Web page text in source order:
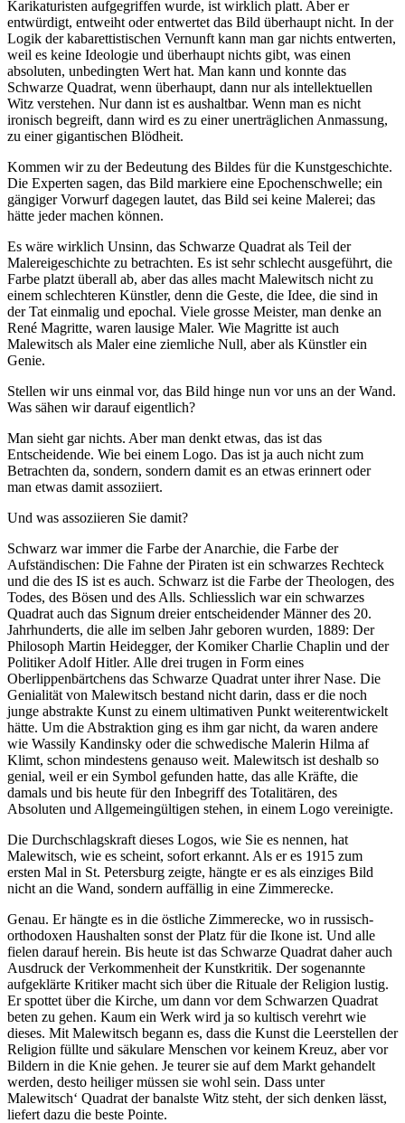
Karikaturisten aufgegriffen wurde, ist wirklich platt. Aber er
entwürdigt, entweiht oder entwertet das Bild überhaupt nicht. In der
Logik der kabarettistischen Vernunft kann man gar nichts entwerten,
weil es keine Ideologie und überhaupt nichts gibt, was einen
absoluten, unbedingten Wert hat. Man kann und konnte das
Schwarze Quadrat, wenn überhaupt, dann nur als intellektuellen
Witz verstehen. Nur dann ist es aushaltbar. Wenn man es nicht
ironisch begreift, dann wird es zu einer unerträglichen Anmassung,
zu einer gigantischen Blödheit.
Kommen wir zu der Bedeutung des Bildes für die Kunstgeschichte.
Die Experten sagen, das Bild markiere eine Epochenschwelle; ein
gängiger Vorwurf dagegen lautet, das Bild sei keine Malerei; das
hätte jeder machen können.
Es wäre wirklich Unsinn, das Schwarze Quadrat als Teil der
Malereigeschichte zu betrachten. Es ist sehr schlecht ausgeführt, die
Farbe platzt überall ab, aber das alles macht Malewitsch nicht zu
einem schlechteren Künstler, denn die Geste, die Idee, die sind in
der Tat einmalig und epochal. Viele grosse Meister, man denke an
René Magritte, waren lausige Maler. Wie Magritte ist auch
Malewitsch als Maler eine ziemliche Null, aber als Künstler ein
Genie.
Stellen wir uns einmal vor, das Bild hinge nun vor uns an der Wand.
Was sähen wir darauf eigentlich?
Man sieht gar nichts. Aber man denkt etwas, das ist das
Entscheidende. Wie bei einem Logo. Das ist ja auch nicht zum
Betrachten da, sondern, sondern damit es an etwas erinnert oder
man etwas damit assoziiert.
Und was assoziieren Sie damit?
Schwarz war immer die Farbe der Anarchie, die Farbe der
Aufständischen: Die Fahne der Piraten ist ein schwarzes Rechteck
und die des IS ist es auch. Schwarz ist die Farbe der Theologen, des
Todes, des Bösen und des Alls. Schliesslich war ein schwarzes
Quadrat auch das Signum dreier entscheidender Männer des 20.
Jahrhunderts, die alle im selben Jahr geboren wurden, 1889: Der
Philosoph Martin Heidegger, der Komiker Charlie Chaplin und der
Politiker Adolf Hitler. Alle drei trugen in Form eines
Oberlippenbärtchens das Schwarze Quadrat unter ihrer Nase. Die
Genialität von Malewitsch bestand nicht darin, dass er die noch
junge abstrakte Kunst zu einem ultimativen Punkt weiterentwickelt
hätte. Um die Abstraktion ging es ihm gar nicht, da waren andere
wie Wassily Kandinsky oder die schwedische Malerin Hilma af
Klimt, schon mindestens genauso weit. Malewitsch ist deshalb so
genial, weil er ein Symbol gefunden hatte, das alle Kräfte, die
damals und bis heute für den Inbegriff des Totalitären, des
Absoluten und Allgemeingültigen stehen, in einem Logo vereinigte.
Die Durchschlagskraft dieses Logos, wie Sie es nennen, hat
Malewitsch, wie es scheint, sofort erkannt. Als er es 1915 zum
ersten Mal in St. Petersburg zeigte, hängte er es als einziges Bild
nicht an die Wand, sondern auffällig in eine Zimmerecke.
Genau. Er hängte es in die östliche Zimmerecke, wo in russisch-
orthodoxen Haushalten sonst der Platz für die Ikone ist. Und alle
fielen darauf herein. Bis heute ist das Schwarze Quadrat daher auch
Ausdruck der Verkommenheit der Kunstkritik. Der sogenannte
aufgeklärte Kritiker macht sich über die Rituale der Religion lustig.
Er spottet über die Kirche, um dann vor dem Schwarzen Quadrat
beten zu gehen. Kaum ein Werk wird ja so kultisch verehrt wie
dieses. Mit Malewitsch begann es, dass die Kunst die Leerstellen der
Religion füllte und säkulare Menschen vor keinem Kreuz, aber vor
Bildern in die Knie gehen. Je teurer sie auf dem Markt gehandelt
werden, desto heiliger müssen sie wohl sein. Dass unter
Malewitsch‘ Quadrat der banalste Witz steht, der sich denken lässt,
liefert dazu die beste Pointe.